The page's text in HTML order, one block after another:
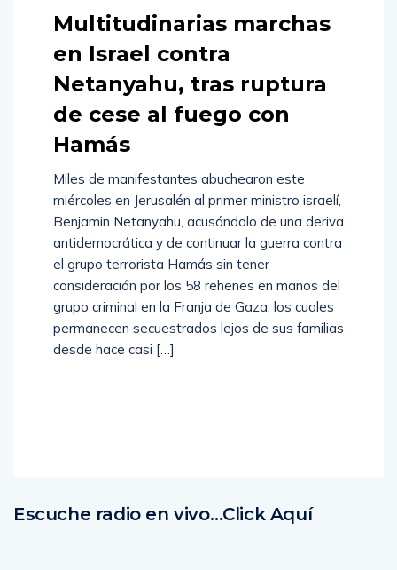
Multitudinarias marchas
en Israel contra
Netanyahu, tras ruptura
de cese al fuego con
Hamás
Miles de manifestantes abuchearon este
miércoles en Jerusalén al primer ministro israelí,
Benjamin Netanyahu, acusándolo de una deriva
antidemocrática y de continuar la guerra contra
el grupo terrorista Hamás sin tener
consideración por los 58 rehenes en manos del
grupo criminal en la Franja de Gaza, los cuales
permanecen secuestrados lejos de sus familias
desde hace casi […]
Escuche radio en vivo…Click Aquí